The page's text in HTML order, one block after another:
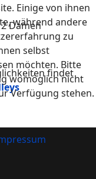
Damen
findet
Einige von ihnen
während andere
zu
selbst
möchten. Bitte
womöglich nicht
Verfügung stehen.